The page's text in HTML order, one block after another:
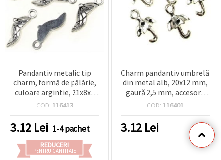
Pandantiv metalic tip
charm, formă de pălărie,
culoare argintie, 21x8x4
mm, orificiu: 2 mm -
COD: 116413
3.12 Lei 1-4 pachet
REDUCERI
PENTRU CANTITATE
Charm pandantiv umbrelă
din metal alb, 20x12 mm,
gaură 2,5 mm, accesorii
pentru bijuterii și craft – 5
COD: 116401
3.12 Lei